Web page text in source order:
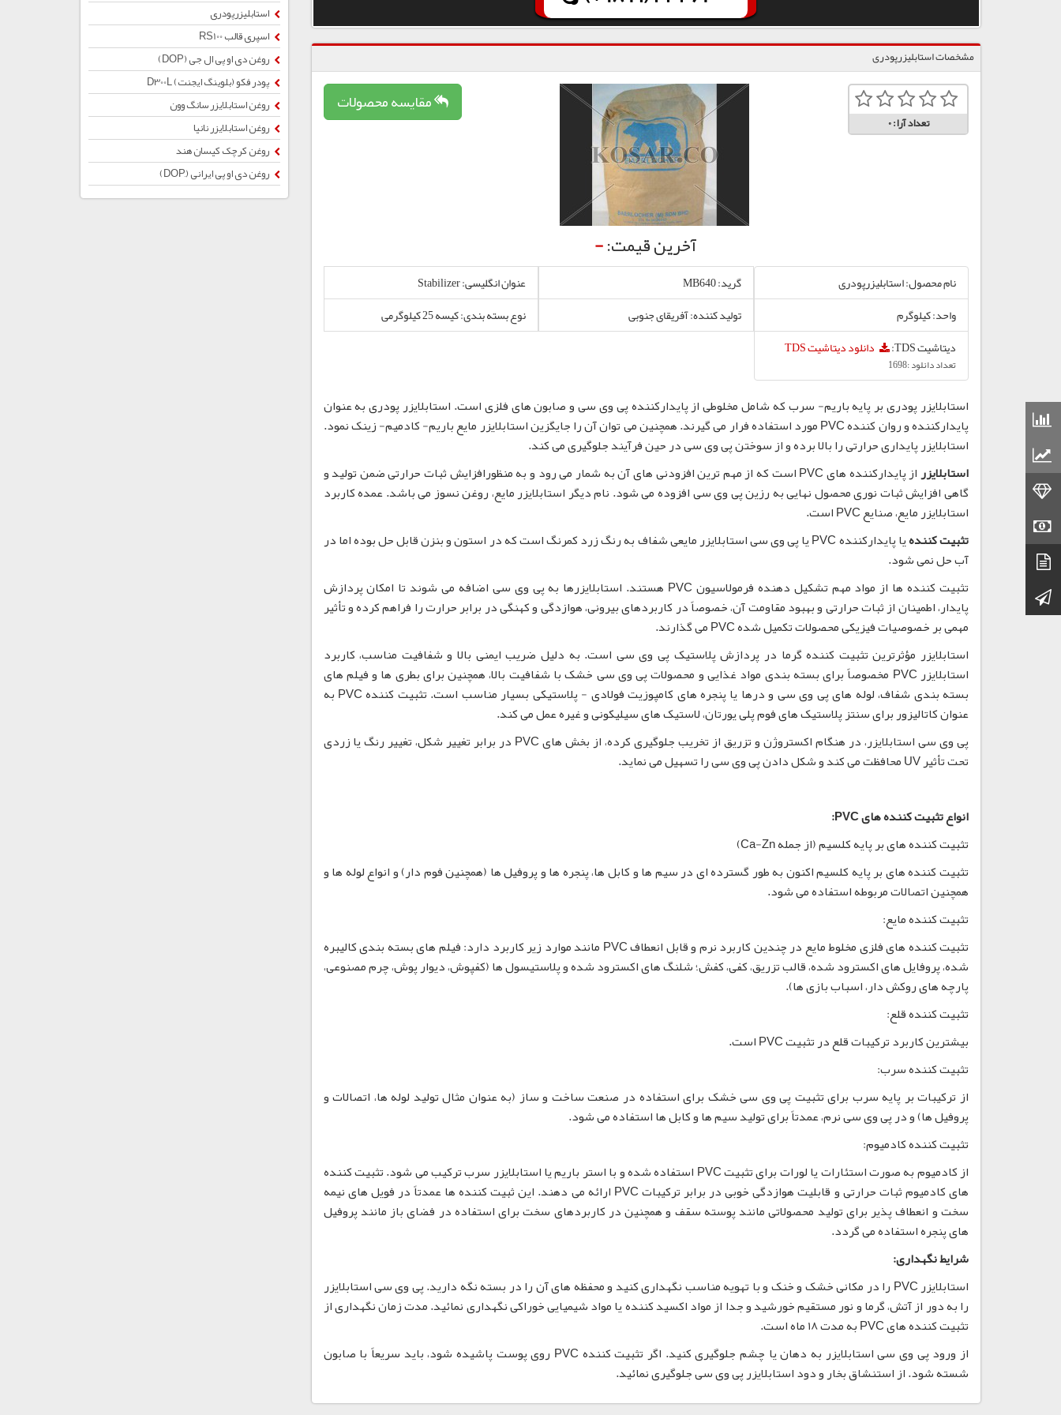
قیمت مواد شیمیایی
قیمت مواد پلاستیکی
قیمت طلا
قیمت سکه
دیتاشیت
کانال تلگرام
مشخصات استابلیزرپودری
تعداد آرا:0
مقایسه محصولات
آخرین قیمت:-
نام محصول: استابلیزرپودری گرید: MB640
عنوان انگلیسی: Stabilizer
واحد: کیلوگرم
تولید کننده: آفریقای جنوبی
نوع بسته بندی: کیسه 25 کیلوگرمی
دیتاشیت TDS:
دانلود دیتاشیت TDS
تعداد دانلود :1698
استابلایزر پودری بر پایه باریم- سرب که شامل مخلوطی از پایدارکننده پی وی سی و صابون های فلزی است. استابلایزر پودری به عنوان
پایدارکننده و روان کننده PVC‌ مورد استفاده فرار می گیرند. همچنین می توان آن را جایگزین استابلایزر مایع باریم- کادمیم- زینک نمود.
استابلایزر پایداری حرارتی را بالا برده و از سوختن پی وی سی در حین فرآیند جلوگیری می کند.
استابلایزر
از پایدارکننده های PVC است که از مهم ترین افزودنی های آن به شمار می رود و به منظورافزایش ثبات حرارتی ضمن تولید و
گاهی افزایش ثبات نوری محصول نهایی به رزین پی وی سی افزوده می شود. نام دیگر استابلایزر مایع، روغن نسوز می باشد. عمده کاربرد
استابلایزر مایع، صنایع PVC است.
تثبیت کننده
یا پایدارکننده PVC یا پی وی سی استابلایزر مایعی شفاف به رنگ زرد کمرنگ است که در استون و بنزن قابل حل بوده اما در
آب حل نمی شود.
تثبیت کننده ها از مواد مهم تشکیل دهنده فرمولاسیون PVC هستند. استابلایزرها به پی وی سی اضافه می شوند تا امکان پردازش
پایدار، اطمینان از ثبات حرارتی و بهبود مقاومت آن، خصوصاً در کاربردهای بیرونی، هوازدگی و کهنگی در برابر حرارت را فراهم کرده و تأثیر
مهمی بر خصوصیات فیزیکی محصولات تکمیل شده PVC می گذارند.
استابلایزر مؤثرترین تثبیت کننده گرما در پردازش پلاستیک پی وی سی است. به دلیل ضریب ایمنی بالا و شفافیت مناسب، کاربرد
استابلایزر PVC مخصوصاً برای بسته بندی مواد غذایی و محصولات پی وی سی خشک با شفافیت بالا، همچنین برای بطری ها و فیلم های
بسته بندی شفاف، لوله های پی وی سی و درها یا پنجره های کامپوزیت فولادی - پلاستیکی بسیار مناسب است. تثبیت کننده PVC به
عنوان کاتالیزور برای سنتز پلاستیک های فوم پلی یورتان، لاستیک های سیلیکونی و غیره عمل می کند.
پی وی سی استابلایزر، در هنگام اکستروژن و تزریق از تخریب جلوگیری کرده، از بخش های PVC در برابر تغییر شکل، تغییر رنگ یا زردی
تحت تأثیر UV محافظت می کند و شکل دادن پی وی سی را تسهیل می نماید.
انواع تثبیت کننده های PVC:
تثبیت کننده های بر پایه کلسیم (از جمله Ca-Zn)
تثبیت کننده های بر پایه کلسیم اکنون به طور گسترده ای در سیم ها و کابل ها، پنجره ها و پروفیل ها (همچنین فوم دار) و انواع لوله ها و
همچنین اتصالات مربوطه استفاده می شود.
تثبیت کننده مایع:
تثبیت کننده های فلزی مخلوط مایع در چندین کاربرد نرم و قابل انعطاف PVC مانند موارد زیر کاربرد دارد: فیلم های بسته بندی کالیبره
شده، پروفایل های اکسترود شده، قالب تزریق، کفی، کفش؛ شلنگ های اکسترود شده و پلاستیسول ها (کفپوش، دیوار پوش، چرم مصنوعی،
پارچه های روکش دار، اسباب بازی ها).
تثبیت کننده قلع:
بیشترین کاربرد ترکیبات قلع در تثبیت PVC است.
تثبیت کننده سرب:
از ترکیبات بر پایه سرب برای تثبیت پی وی سی خشک برای استفاده در صنعت ساخت و ساز (به عنوان مثال تولید لوله ها، اتصالات و
پروفیل ها) و در پی وی سی نرم، عمدتاً برای تولید سیم ها و کابل ها استفاده می شود.
تثبیت کننده کادمیوم:
از کادمیوم به صورت استئارات یا لورات برای تثبیت PVC استفاده شده و با استر باریم یا استابلایزر سرب ترکیب می شود. تثبیت کننده
های کادمیوم ثبات حرارتی و قابلیت هوازدگی خوبی در برابر ترکیبات PVC ارائه می دهند. این ثبیت کننده ها عمدتاً در فویل های نیمه
سخت و انعطاف پذیر برای تولید محصولاتی مانند پوسته سقف و همچنین در کاربردهای سخت برای استفاده در فضای باز مانند پروفیل
های پنجره استفاده می گردد.
شرایط نگهداری:
استابلایزر PVC را در مکانی خشک و خنک و با تهویه مناسب نگهداری کنید و محفظه های آن را در بسته نگه دارید. پی وی سی استابلایزر
را به دور از آتش، گرما و نور مستقیم خورشید و جدا از مواد اکسید کننده یا مواد شیمیایی خوراکی نگهداری نمائید. مدت زمان نگهداری از
تثبیت کننده های PVC به مدت 18 ماه است.
از ورود پی وی سی استابلایزر به دهان یا چشم جلوگیری کنید. اگر تثبیت کننده PVC روی پوست پاشیده شود، باید سریعاً با صابون
شسته شود. از استنشاق بخار و دود استابلایزر پی وی سی جلوگیری نمائید.
استابلیزرپودری
اسپری قالب RS100
روغن دی او پی ال جی (DOP)
پودر فکو (بلوینگ ایجنت) D300L
روغن استابلایزر سانگ وون
روغن استابلایزر نانیا
روغن کرچک کیسان هند
روغن دی او پی ایرانی (ِDOP)